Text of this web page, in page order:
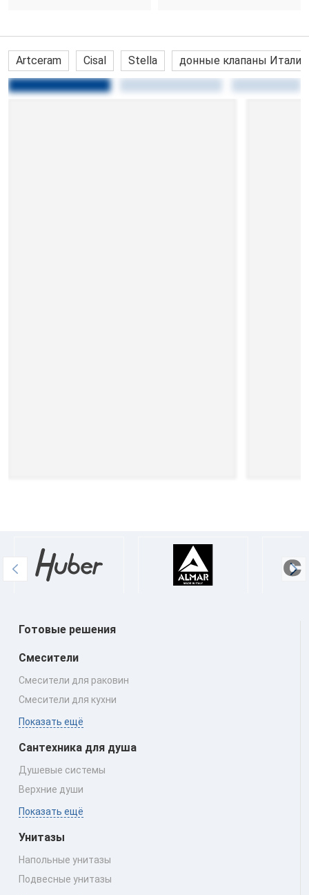
Artceram Cisal Stella донные клапаны Италия
Готовые решения
Смесители
Смесители для раковин
Смесители для кухни
Показать ещё
Сантехника для душа
Душевые системы
Верхние души
Показать ещё
Унитазы
Напольные унитазы
Подвесные унитазы